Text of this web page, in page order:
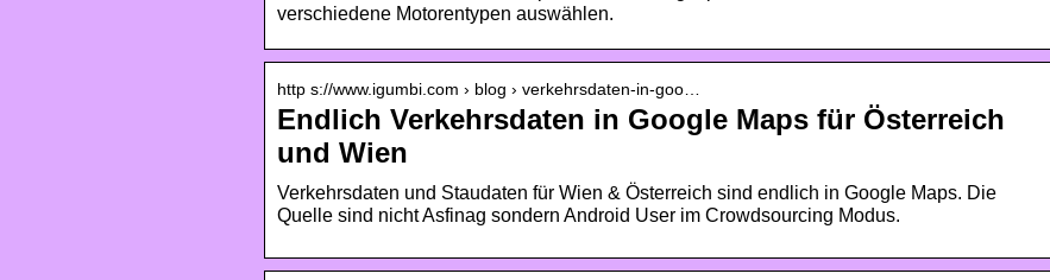
verschiedene Motorentypen auswählen.
http s://www.igumbi.com › blog › verkehrsdaten-in-goo…
Endlich Verkehrsdaten in Google Maps für Österreich
und Wien
Verkehrsdaten und Staudaten für Wien & Österreich sind endlich in Google Maps. Die
Quelle sind nicht Asfinag sondern Android User im Crowdsourcing Modus.